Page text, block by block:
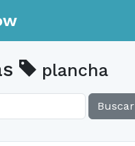
plancha
Buscar